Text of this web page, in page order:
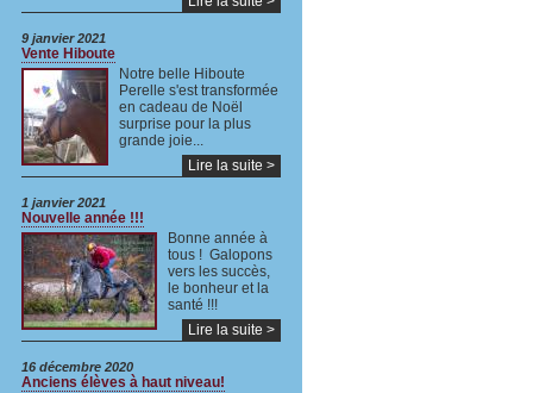
9 janvier 2021
Vente Hiboute
Notre belle Hiboute
Perelle s'est transformée
en cadeau de Noël
surprise pour la plus
grande joie...
Lire la suite >
1 janvier 2021
Nouvelle année !!!
Bonne année à
tous ! Galopons
vers les succès,
le bonheur et la
santé !!!
Lire la suite >
16 décembre 2020
Anciens élèves à haut niveau!